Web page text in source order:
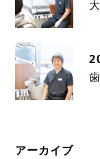
アーカイブ